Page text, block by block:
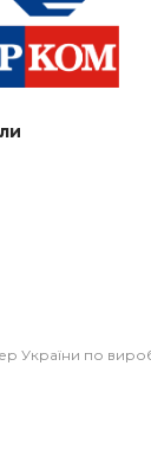
України по